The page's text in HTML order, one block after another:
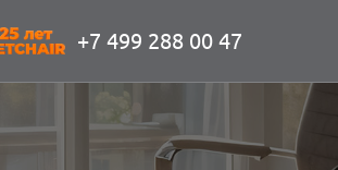
+7 499 288 00 47